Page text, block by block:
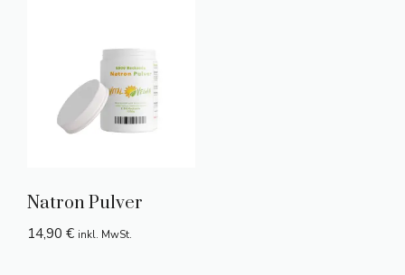
Natron Pulver
14,90 € inkl. MwSt.